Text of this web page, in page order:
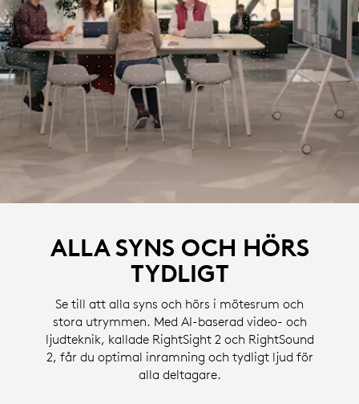
ALLA SYNS OCH HÖRS
TYDLIGT
Se till att alla syns och hörs i mötesrum och
stora utrymmen. Med AI-baserad video- och
ljudteknik, kallade RightSight 2 och RightSound
2, får du optimal inramning och tydligt ljud för
alla deltagare.